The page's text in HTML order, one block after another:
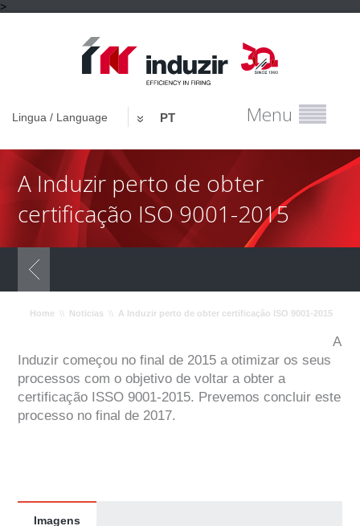
>
Lingua / Language PT Menu
A Induzir perto de obter
certificação ISO 9001-2015
Home \\ Noticias \\ A Induzir perto de obter certificação ISO 9001-2015
A
Induzir começou no final de 2015 a otimizar os seus
processos com o objetivo de voltar a obter a
certificação ISSO 9001-2015. Prevemos concluir este
processo no final de 2017.
Imagens